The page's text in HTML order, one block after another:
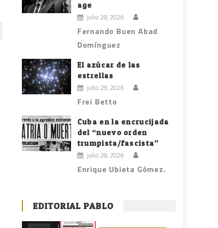
age
julio 28, 2026
Fernando Buen Abad
Domínguez
El azúcar de las
estrellas
julio 28, 2026
Frei Betto
Cuba en la encrucijada
del “nuevo orden
trumpista/fascista”
julio 28, 2026
Enrique Ubieta Gómez.
EDITORIAL PABLO